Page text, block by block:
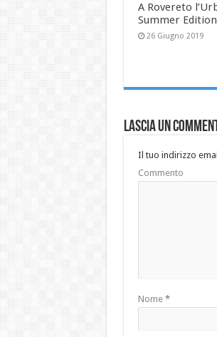
A Rovereto
Summer
26 Giugno 2019
Lascia un
Il tuo indirizzo
Commento
Nome *